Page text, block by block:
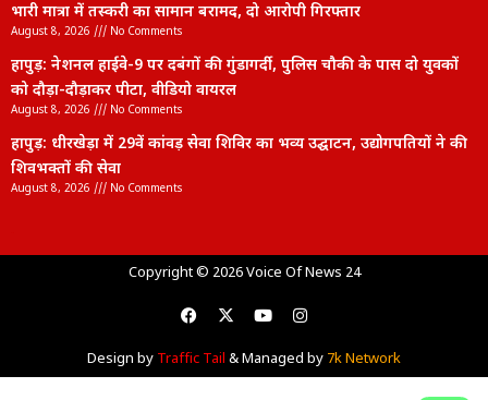
भारी मात्रा में तस्करी का सामान बरामद, दो आरोपी गिरफ्तार
August 8, 2026 No Comments
हापुड़: नेशनल हाईवे-9 पर दबंगों की गुंडागर्दी, पुलिस चौकी के पास दो युवकों
को दौड़ा-दौड़ाकर पीटा, वीडियो वायरल
August 8, 2026 No Comments
हापुड़: धीरखेड़ा में 29वें कांवड़ सेवा शिविर का भव्य उद्घाटन, उद्योगपतियों ने की
शिवभक्तों की सेवा
August 8, 2026 No Comments
Copyright © 2026 Voice Of News 24
Design by Traffic Tail & Managed by 7k Network